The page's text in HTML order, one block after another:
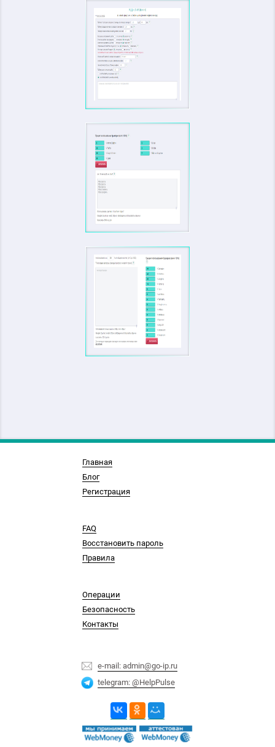
Главная
Блог
Регистрация
FAQ
Восстановить пароль
Правила
Операции
Безопасность
Контакты
e-mail: admin@go-ip.ru
telegram: @HelpPulse